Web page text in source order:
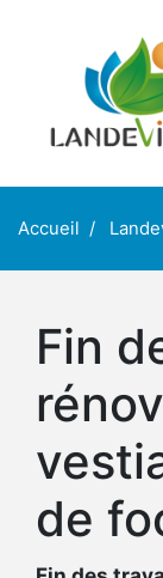
Accueil
Fin
de